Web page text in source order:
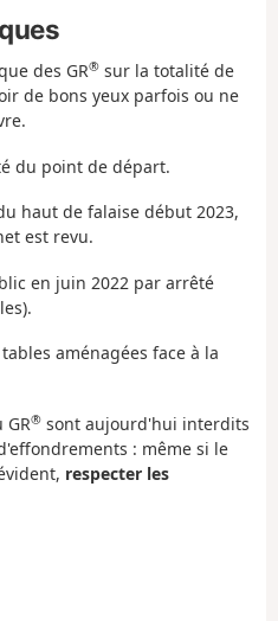
des GR® sur la totalité de
de bons yeux parfois ou ne
du point de départ.
haut de falaise début 2023,
est revu.
en juin 2022 par arrêté
aménagées face à la
GR® sont aujourd'hui interdits
: même si le
respecter les